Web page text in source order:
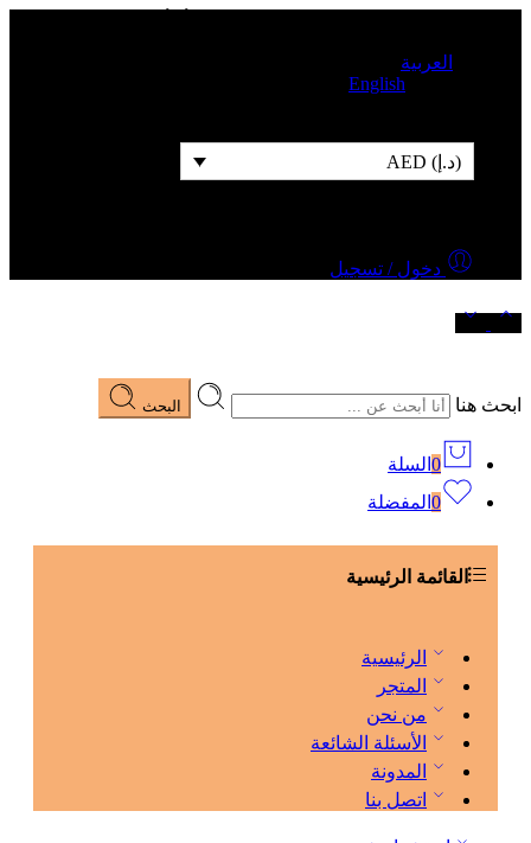
العربية
English
(د.إ) AED
دخول / تسجيل
ابحث هنا البحث
0 السلة
0 المفضلة
القائمة الرئيسية
الرئيسية
المتجر
من نحن
الأسئلة الشائعة
المدونة
اتصل بنا